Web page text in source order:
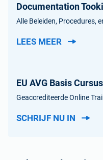
Documentation
Alle Beleiden, Procedures,
LEES MEER
EU AVG Basis
Geaccrediteerde Online
SCHRIJF NU IN